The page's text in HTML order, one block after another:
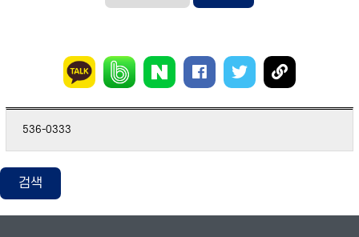
536-0333
검색